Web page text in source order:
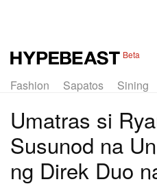
Beta
Fashion Sapatos Sining
Umatras si
Susunod na
ng Direk Duo